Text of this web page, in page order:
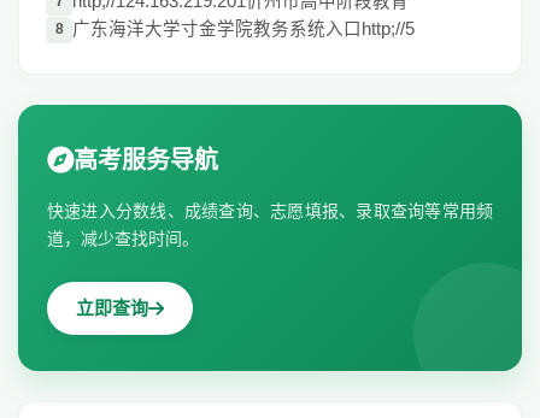
8 广东海洋大学寸金学院教务系统入口http;//5
高考服务导航
快速进入分数线、成绩查询、志愿填报、录取查询等常用频
道，减少查找时间。
立即查询